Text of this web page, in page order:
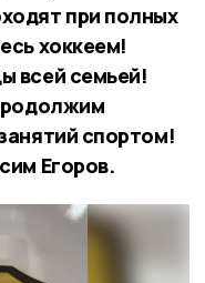
при полных
хоккеем!
всей семьей!
спортом!
Егоров.